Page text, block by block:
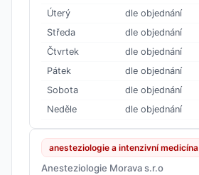
Úterý
dle objednání
Středa
dle objednání
Čtvrtek
dle objednání
Pátek
dle objednání
Sobota
dle objednání
Neděle
dle objednání
anesteziologie a intenzivní medicína
Anesteziologie Morava s.r.o